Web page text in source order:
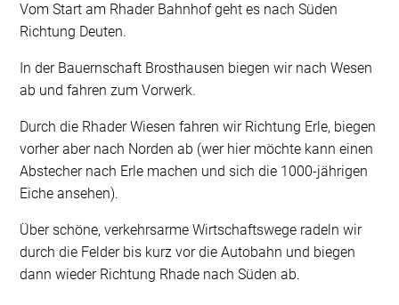
Vom Start am Rhader Bahnhof geht es nach Süden
Richtung Deuten.
In der Bauernschaft Brosthausen biegen wir nach Wesen
ab und fahren zum Vorwerk.
Durch die Rhader Wiesen fahren wir Richtung Erle, biegen
vorher aber nach Norden ab (wer hier möchte kann einen
Abstecher nach Erle machen und sich die 1000-jährigen
Eiche ansehen).
Über schöne, verkehrsarme Wirtschaftswege radeln wir
durch die Felder bis kurz vor die Autobahn und biegen
dann wieder Richtung Rhade nach Süden ab.